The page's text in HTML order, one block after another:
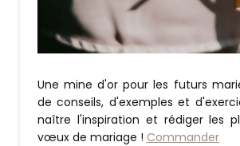
Une mine d'or pour les futurs
de conseils, d'exemples et
naître l'inspiration et rédiger les
vœux de mariage ! Commander